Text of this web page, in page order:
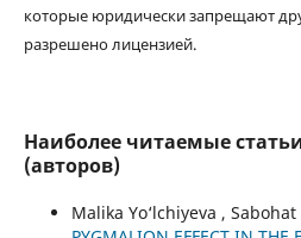
которые юридически запрещают
разрешено лицензией.
Наиболее читаемые
(авторов)
Malika Yo‘lchiyeva ,